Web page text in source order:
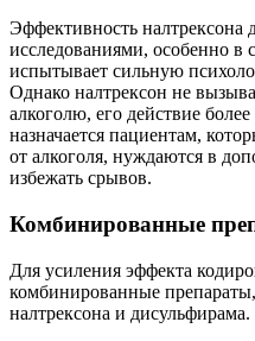
Эффективность налтрексона
исследованиями, особенно в
испытывает сильную
Однако налтрексон не
алкоголю, его действие
назначается пациентам,
от алкоголя, нуждаются в
избежать срывов.
Комбинированные
Для усиления эффекта
комбинированные
налтрексона и дисульфирама.